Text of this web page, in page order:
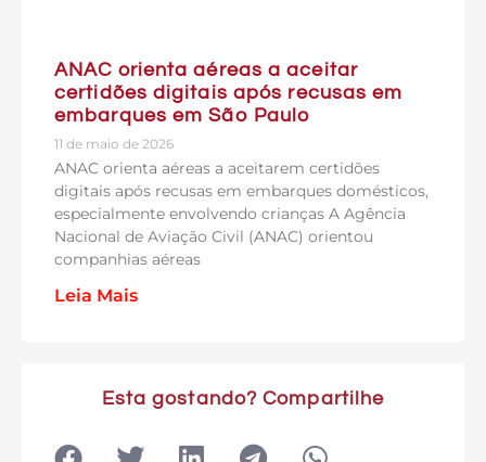
ANAC orienta aéreas a aceitar
certidões digitais após recusas em
embarques em São Paulo
11 de maio de 2026
ANAC orienta aéreas a aceitarem certidões
digitais após recusas em embarques domésticos,
especialmente envolvendo crianças A Agência
Nacional de Aviação Civil (ANAC) orientou
companhias aéreas
Leia Mais
Esta gostando? Compartilhe